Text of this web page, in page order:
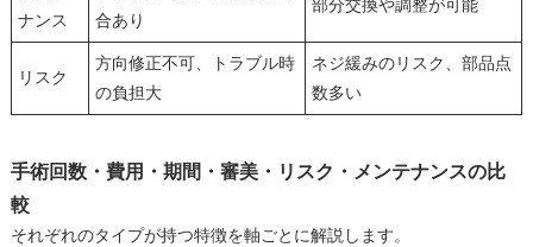
ナンス
合あり
部分交換や調整が可能
リスク
方向修正不可、トラブル時
の負担大
ネジ緩みのリスク、部品点
数多い
手術回数・費用・期間・審美・リスク・メンテナンスの比
較
それぞれのタイプが持つ特徴を軸ごとに解説します。